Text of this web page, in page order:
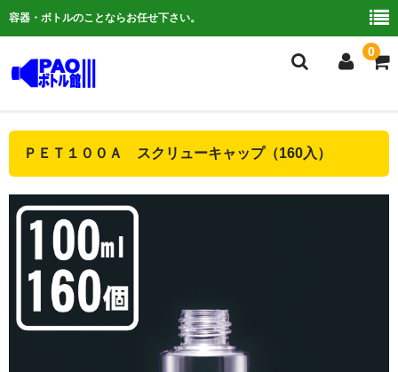
容器・ボトルのことならお任せ下さい。
0
ご利用ガイド
よくある質問
容器について
お問い合わせ
ＰＥＴ１００Ａ スクリューキャップ（160入）